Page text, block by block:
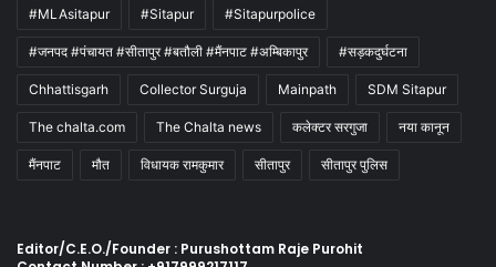
#MLAsitapur #Sitapur #Sitapurpolice
#जनपद #पंचायत #सीतापुर #बतौली #मैंनपाट #अम्बिकापुर #सड़कदुर्घटना
Chhattisgarh Collector Surguja Mainpath SDM Sitapur
The chalta.com The Chalta news कलेक्टर सरगुजा नया कानून
मैंनपाट मौत विधायक रामकुमार सीतापुर सीतापुर पुलिस
Editor/C.E.O./Founder : Purushottam Raje Purohit